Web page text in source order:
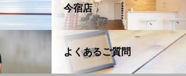
今宿店
よくあるご質問